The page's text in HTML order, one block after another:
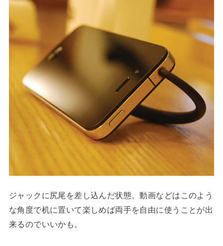
ジャックに尻尾を差し込んだ状態。動画などはこのよう
な角度で机に置いて楽しめば両手を自由に使うことが出
来るのでいいかも。